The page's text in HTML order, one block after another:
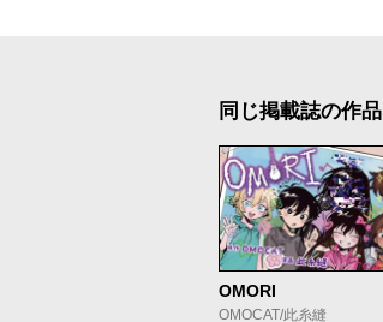
同じ掲載誌の作品
OMORI
OMOCAT/此糸縫